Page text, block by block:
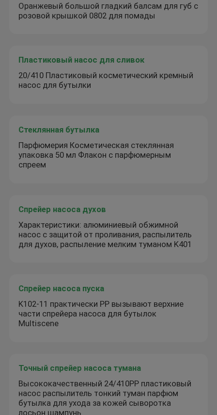
Оранжевый большой гладкий балсам для губ с
розовой крышкой 0802 для помады
Пластиковый насос для сливок
20/410 Пластиковый косметический кремный
насос для бутылки
Стеклянная бутылка
Парфюмерия Косметическая стеклянная
упаковка 50 мл Флакон с парфюмерным
спреем
Спрейер насоса духов
Характеристики: алюминиевый обжимной
насос с защитой от проливания, распылитель
для духов, распыление мелким туманом K401
Спрейер насоса пуска
K102-11 практически PP вызывают верхние
части спрейера насоса для бутылок
Multiscene
Точный спрейер насоса тумана
Высококачественный 24/410PP пластиковый
насос распылитель тонкий туман парфюм
бутылка для ухода за кожей сыворотка
лосьон шампунь